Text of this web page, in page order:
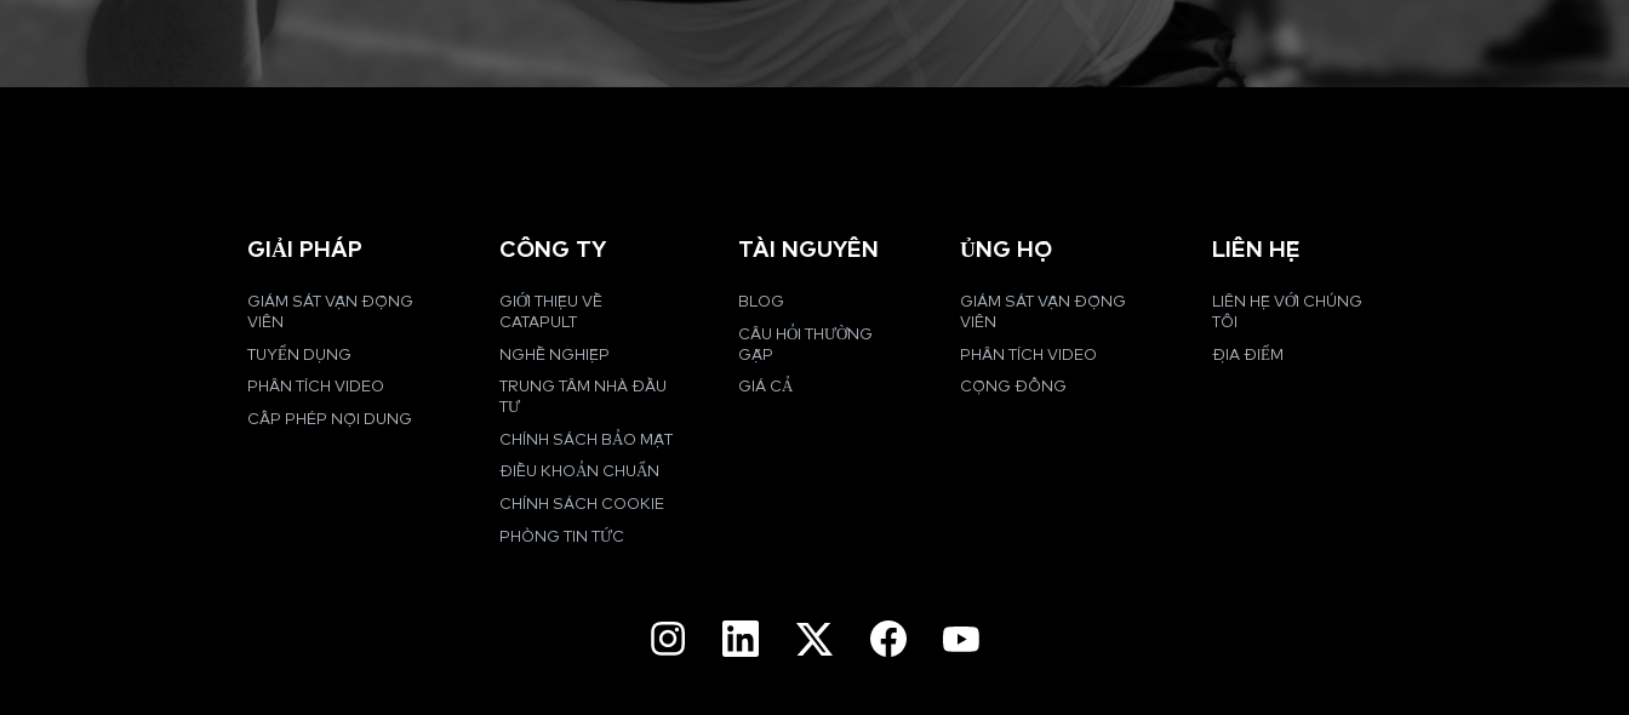
GIẢI PHÁP
GIÁM SÁT VẬN ĐỘNG
VIÊN
TUYỂN DỤNG
PHÂN TÍCH VIDEO
CẤP PHÉP NỘI DUNG
CÔNG TY
GIỚI THIỆU VỀ
CATAPULT
NGHỀ NGHIỆP
TRUNG TÂM NHÀ ĐẦU
TƯ
CHÍNH SÁCH BẢO MẬT
ĐIỀU KHOẢN CHUẨN
CHÍNH SÁCH COOKIE
PHÒNG TIN TỨC
TÀI NGUYÊN
BLOG
CÂU HỎI THƯỜNG
GẶP
GIÁ CẢ
ỦNG HỘ
GIÁM SÁT VẬN ĐỘNG
VIÊN
PHÂN TÍCH VIDEO
CỘNG ĐỒNG
LIÊN HỆ
LIÊN HỆ VỚI CHÚNG
TÔI
ĐỊA ĐIỂM